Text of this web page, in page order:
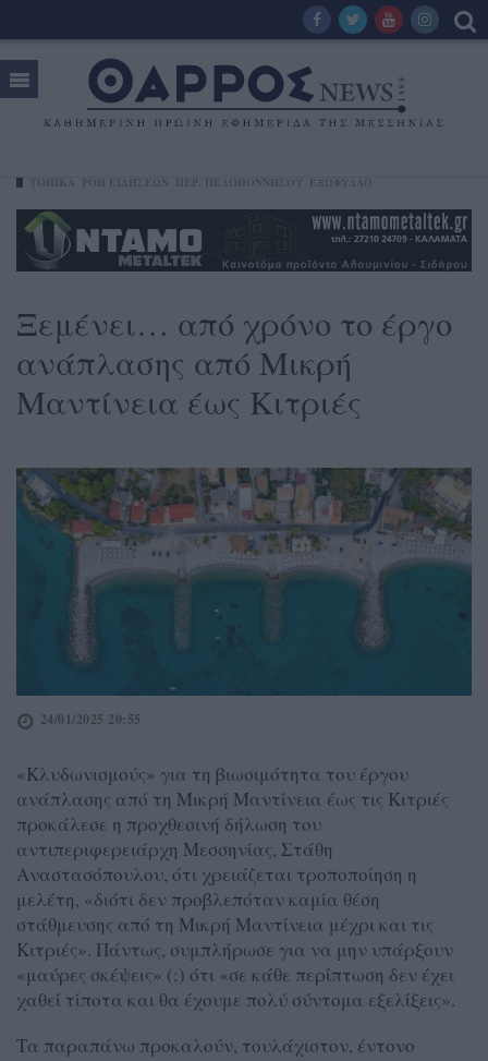
Ξεμένει… από χρόνο το έργο
ανάπλασης από Μικρή
Μαντίνεια έως Κιτριές
24/01/2025 20:55
«Κλυδωνισμούς» για τη βιωσιμότητα του έργου
ανάπλασης από τη Μικρή Μαντίνεια έως τις Κιτριές
προκάλεσε η προχθεσινή δήλωση του
αντιπεριφερειάρχη Μεσσηνίας, Στάθη
Αναστασόπουλου, ότι χρειάζεται τροποποίηση η
μελέτη, «διότι δεν προβλεπόταν καμία θέση
στάθμευσης από τη Μικρή Μαντίνεια μέχρι και τις
Κιτριές». Πάντως, συμπλήρωσε για να μην υπάρξουν
«μαύρες σκέψεις» (;) ότι «σε κάθε περίπτωση δεν έχει
χαθεί τίποτα και θα έχουμε πολύ σύντομα εξελίξεις».
Τα παραπάνω προκαλούν, τουλάχιστον, έντονο